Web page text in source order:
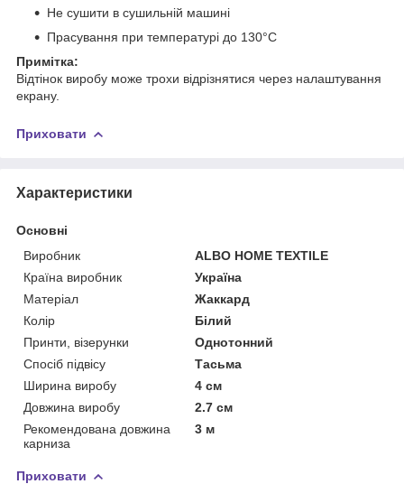
Не сушити в сушильній машині
Прасування при температурі до 130°C
Примітка:
Відтінок виробу може трохи відрізнятися через налаштування
екрану.
Приховати
Характеристики
Основні
Виробник
ALBO HOME TEXTILE
Країна виробник
Україна
Матеріал
Жаккард
Колір
Білий
Принти, візерунки
Однотонний
Спосіб підвісу
Тасьма
Ширина виробу
4 см
Довжина виробу
2.7 см
Рекомендована довжина
карниза
3 м
Приховати